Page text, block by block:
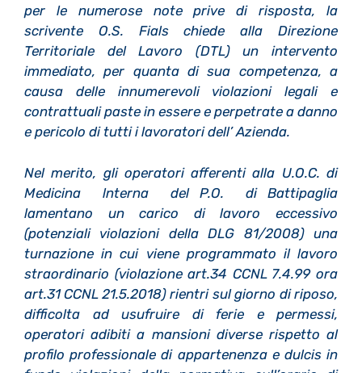
per le numerose note prive di risposta, la
scrivente O.S. Fials chiede alla Direzione
Territoriale del Lavoro (DTL) un intervento
immediato, per quanta di sua competenza, a
causa delle innumerevoli violazioni legali e
contrattuali paste in essere e perpetrate a danno
e pericolo di tutti i lavoratori dell’ Azienda.
Nel merito, gli operatori afferenti alla U.O.C. di
Medicina lnterna del P.O. di Battipaglia
lamentano un carico di lavoro eccessivo
(potenziali violazioni della DLG 81/2008) una
turnazione in cui viene programmato il lavoro
straordinario (violazione art.34 CCNL 7.4.99 ora
art.31 CCNL 21.5.2018) rientri sul giorno di riposo,
difficolta ad usufruire di ferie e permessi,
operatori adibiti a mansioni diverse rispetto al
profilo professionale di appartenenza e dulcis in